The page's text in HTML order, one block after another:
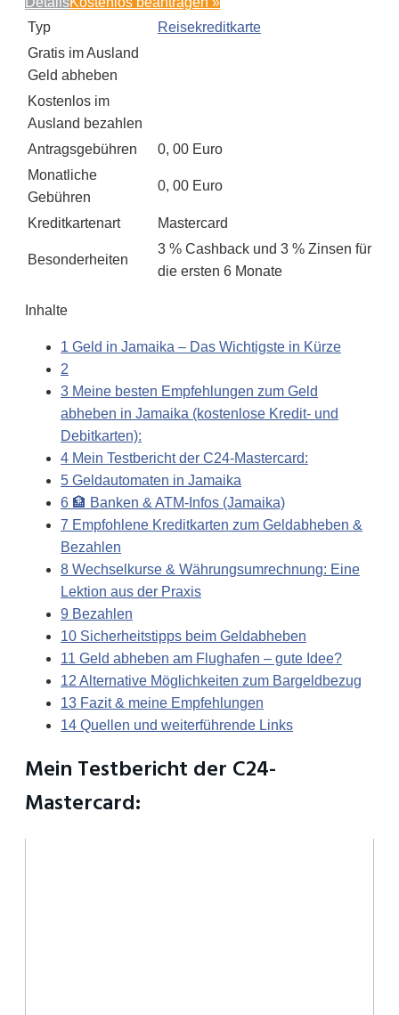
Typ
Reisekreditkarte
Gratis im Ausland
Geld abheben
Kostenlos im
Ausland bezahlen
Antragsgebühren
0, 00 Euro
Monatliche
Gebühren
0, 00 Euro
Kreditkartenart Mastercard
Besonderheiten
3 % Cashback und 3 % Zinsen für
die ersten 6 Monate
Inhalte
1 Geld in Jamaika – Das Wichtigste in Kürze
2
3 Meine besten Empfehlungen zum Geld
abheben in Jamaika (kostenlose Kredit- und
Debitkarten):
4 Mein Testbericht der C24-Mastercard:
5 Geldautomaten in Jamaika
6 🏦 Banken & ATM-Infos (Jamaika)
7 Empfohlene Kreditkarten zum Geldabheben &
Bezahlen
8 Wechselkurse & Währungsumrechnung: Eine
Lektion aus der Praxis
9 Bezahlen
10 Sicherheitstipps beim Geldabheben
11 Geld abheben am Flughafen – gute Idee?
12 Alternative Möglichkeiten zum Bargeldbezug
13 Fazit & meine Empfehlungen
14 Quellen und weiterführende Links
Mein Testbericht der C24-
Mastercard: